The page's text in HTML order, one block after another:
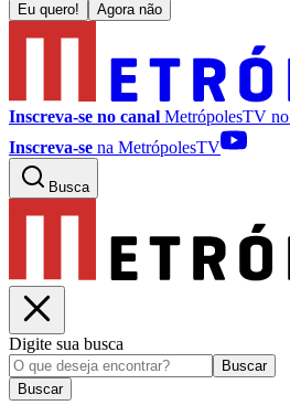
Eu quero! Agora não
Inscreva-se no canal MetrópolesTV no
Inscreva-se na MetrópolesTV
Busca
Digite sua busca
Buscar
Buscar